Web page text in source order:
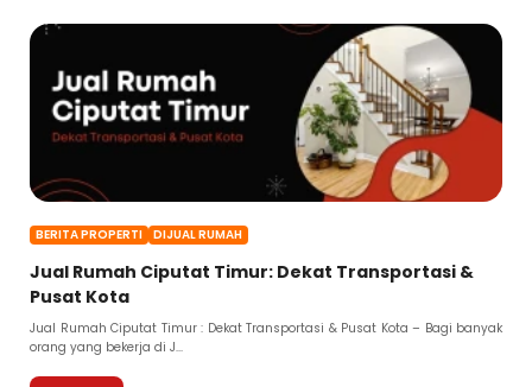
BERITA PROPERTI DIJUAL RUMAH
Jual Rumah Ciputat Timur: Dekat Transportasi &
Pusat Kota
Jual Rumah Ciputat Timur : Dekat Transportasi & Pusat Kota – Bagi banyak
orang yang bekerja di J...